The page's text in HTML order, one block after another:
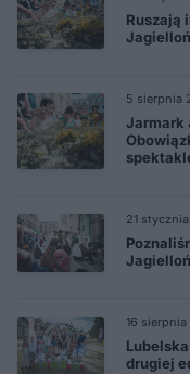
Ruszają
5 sierpnia
Jarmark
21
16 sierpnia
drugiej